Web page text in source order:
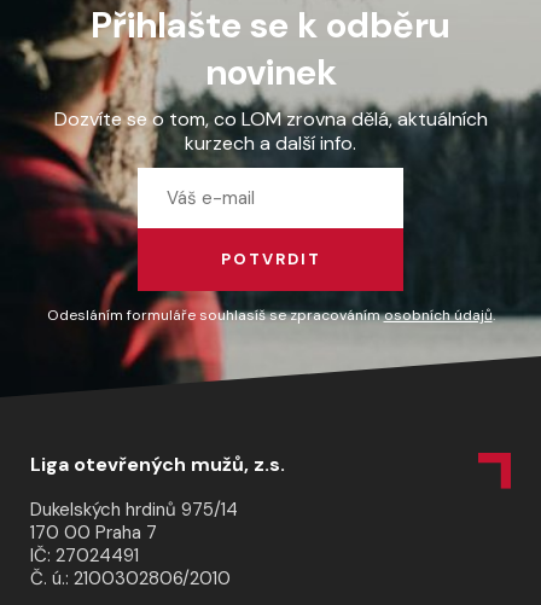
Přihlašte se k odběru
novinek
Dozvíte se o tom, co LOM zrovna dělá, aktuálních
kurzech a další info.
POTVRDIT
Odesláním formuláře souhlasíš se zpracovánímosobních údajů.
Liga otevřených mužů, z.s.
Dukelských hrdinů 975/14
170 00 Praha 7
IČ: 27024491
Č. ú.: 2100302806/2010